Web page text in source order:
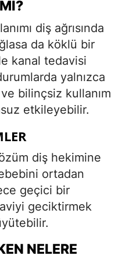
diş ağrısında
da köklü bir
kanal tedavisi
yalnızca
bilinçsiz kullanım
etkileyebilir.
diş hekimine
ortadan
geçici bir
geciktirmek
NELERE